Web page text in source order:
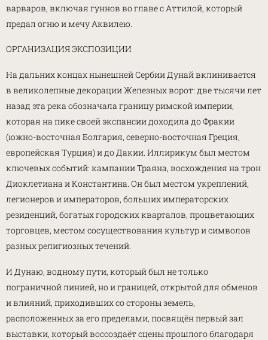
варваров, включая гуннов во главе с Аттилой, который
предал огню и мечу Аквилею.
ОРГАНИЗАЦИЯ ЭКСПОЗИЦИИ
На дальних концах нынешней Сербии Дунай вклинивается
в великолепные декорации Железных ворот: две тысячи лет
назад эта река обозначала границу римской империи,
которая на пике своей экспансии доходила до Фракии
(южно-восточная Болгария, северно-восточная Греция,
европейская Турция) и до Дакии. Иллирикум был местом
ключевых событий: кампании Траяна, восхождения на трон
Диоклетиана и Константина. Он был местом укреплений,
легионеров и императоров, больших императорских
резиденций, богатых городских кварталов, процветающих
торговцев, местом сосуществования культур и символов
разных религиозных течений.
И Дунаю, водному пути, который был не только
пограничной линией, но и границей, открытой для обменов
и влияний, приходивших со стороны земель,
расположенных за его пределами, посвящён первый зал
выставки, который воссоздаёт сцены прошлого благодаря